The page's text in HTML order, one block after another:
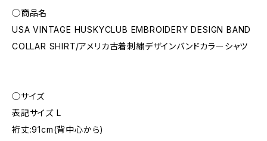
◯商品名
USA VINTAGE HUSKYCLUB EMBROIDERY DESIGN BAND
COLLAR SHIRT/アメリカ古着刺繍デザインバンドカラーシャツ
◯サイズ
表記サイズ L
裄丈:91cm(背中心から)